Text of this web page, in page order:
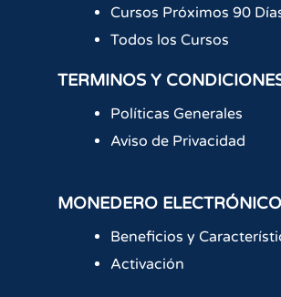
Cursos Próximos 90
Todos los Cursos
TERMINOS Y
Políticas Generales
Aviso de Privacidad
MONEDERO ELECTRÓNICO
Beneficios y
Activación